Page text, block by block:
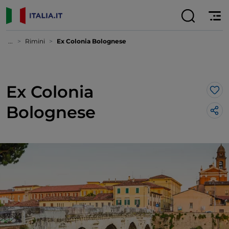
... Rimini Ex Colonia Bolognese
Ex Colonia
Bolognese